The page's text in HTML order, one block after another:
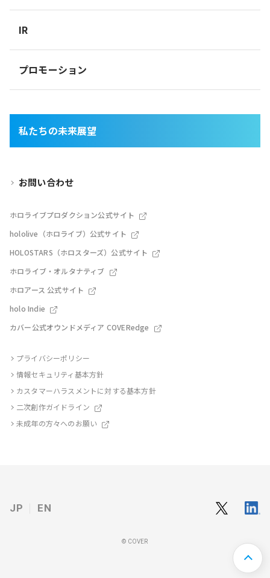
IR
プロモーション
私たちの未来展望
お問い合わせ
ホロライブプロダクション公式サイト
hololive（ホロライブ）公式サイト
HOLOSTARS（ホロスターズ）公式サイト
ホロライブ・オルタナティブ
ホロアース 公式サイト
holo Indie
カバー公式オウンドメディア COVERedge
プライバシーポリシー
情報セキュリティ基本方針
カスタマーハラスメントに対する基本方針
二次創作ガイドライン
未成年の方々へのお願い
JP EN
© COVER